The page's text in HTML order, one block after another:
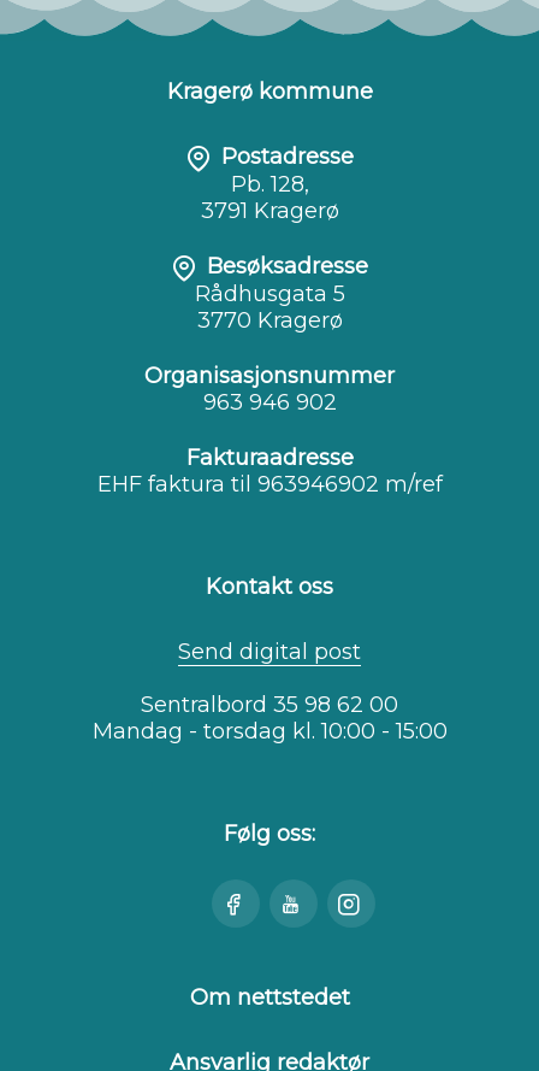
Kragerø kommune
Postadresse
Pb. 128,
3791 Kragerø
Besøksadresse
Rådhusgata 5
3770 Kragerø
Organisasjonsnummer
963 946 902
Fakturaadresse
EHF faktura til 963946902 m/ref
Kontakt oss
Send digital post
Sentralbord 35 98 62 00
Mandag - torsdag kl. 10:00 - 15:00
Følg oss:
Besøk Se
Youtube
Besøk
Instagram
Om nettstedet
Ansvarlig redaktør